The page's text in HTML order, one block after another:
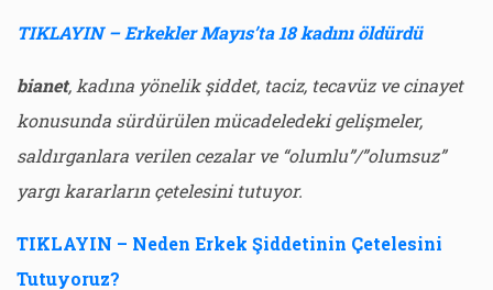
TIKLAYIN – Erkekler Mayıs’ta 18 kadını öldürdü
bianet, kadına yönelik şiddet, taciz, tecavüz ve cinayet
konusunda sürdürülen mücadeledeki gelişmeler,
saldırganlara verilen cezalar ve “olumlu”/”olumsuz”
yargı kararların çetelesini tutuyor.
TIKLAYIN – Neden Erkek Şiddetinin Çetelesini
Tutuyoruz?